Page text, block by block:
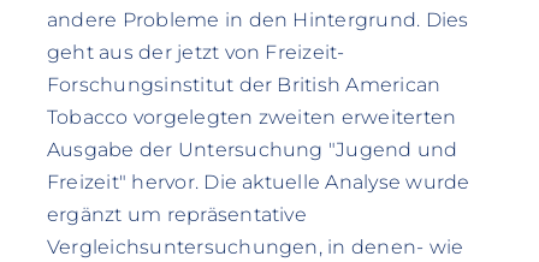
andere Probleme in den Hintergrund. Dies
geht aus der jetzt von Freizeit-
Forschungsinstitut der British American
Tobacco vorgelegten zweiten erweiterten
Ausgabe der Untersuchung "Jugend und
Freizeit" hervor. Die aktuelle Analyse wurde
ergänzt um repräsentative
Vergleichsuntersuchungen, in denen- wie